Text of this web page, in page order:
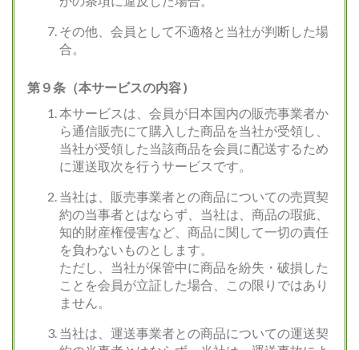
その他、会員として不適格と当社が判断した場
合。
第９条（本サービスの内容 )
本サービスは、会員が日本国内の販売事業者か
ら通信販売にて購入した商品を当社が受領し、
当社が受領した当該商品を会員に配送するため
に運送取次を行うサービスです。
当社は、販売事業者との商品についての売買契
約の当事者とはならず、当社は、商品の瑕疵、
知的財産権侵害など、商品に関して一切の責任
を負わないものとします。
ただし、当社が保管中に商品を紛失・破損した
ことを会員が立証した場合、この限りではあり
ません。
当社は、運送事業者との商品についての運送契